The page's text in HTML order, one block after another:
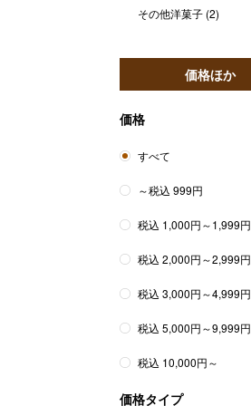
その他洋菓子 (2)
価格ほか
価格
すべて
～税込 999円
税込 1,000円～1,999円
税込 2,000円～2,999円
税込 3,000円～4,999円
税込 5,000円～9,999円
税込 10,000円～
価格タイプ